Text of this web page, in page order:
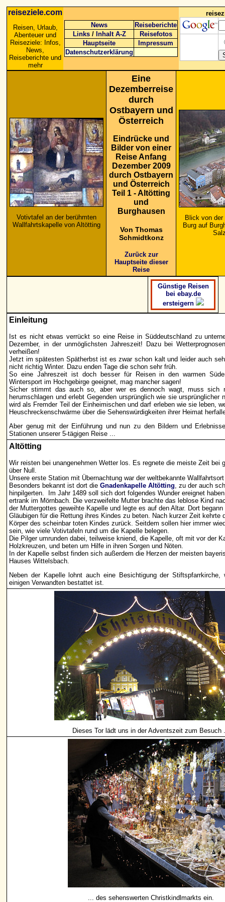
reiseziele.com
Reisen, Urlaub,
Abenteuer und
Reiseziele: Infos,
News,
Reiseberichte und
mehr
News
Reiseberichte
Links / Inhalt A-Z
Reisefotos
Hauptseite
Impressum
Datenschutzerklärung
Votivtafel an der berühmten
Wallfahrtskapelle von Altötting
Eine
Dezemberreise
durch
Ostbayern und
Österreich
Eindrücke und
Bilder von einer
Reise Anfang
Dezember 2009
durch Ostbayern
und Österreich
Teil 1 - Altötting
und
Burghausen
Von Thomas
Schmidtkonz
Zurück zur
Hauptseite dieser
Reise
Blick von der
Burg auf
Günstige Reisen
bei ebay.de
ersteigern
Einleitung
Ist es nicht etwas verrückt so eine Reise in Süddeutschland zu
Dezember, in der unmöglichsten Jahreszeit! Dazu bei
verheißen!
Jetzt im spätesten Spätherbst ist es zwar schon kalt und leider auch
nicht richtig Winter. Dazu enden Tage die schon sehr früh.
So eine Jahreszeit ist doch besser für Reisen in den warmen
Wintersport im Hochgebirge geeignet, mag mancher sagen!
Sicher stimmt das auch so, aber wer es dennoch wagt, muss sich
herumschlagen und erlebt Gegenden ursprünglich wie sie ursprünglicher
wird als Fremder Teil der Einheimischen und darf erleben wie sie leben,
Heuschreckenschwärme über die Sehenswürdigkeiten ihrer Heimat
Aber genug mit der Einführung und nun zu den Bildern und
Stationen unserer 5-tägigen Reise ...
Altötting
Wir reisten bei unangenehmen Wetter los. Es regnete die meiste Zeit bei
über Null.
Unsere erste Station mit Übernachtung war der weltbekannte
Besonders bekannt ist dort die Gnadenkapelle Altötting, zu der auch
hinpilgerten. Im Jahr 1489 soll sich dort folgendes Wunder ereignet
ertrank im Mörnbach. Die verzweifelte Mutter brachte das leblose Kind
der Muttergottes geweihte Kapelle und legte es auf den Altar. Dort
Gläubigen für die Rettung ihres Kindes zu beten. Nach kurzer Zeit kehrte
Körper des scheinbar toten Kindes zurück. Seitdem sollen hier immer
sein, wie viele Votivtafeln rund um die Kapelle belegen.
Die Pilger umrunden dabei, teilweise kniend, die Kapelle, oft mit vor der
Holzkreuzen, und beten um Hilfe in ihren Sorgen und Nöten.
In der Kapelle selbst finden sich außerdem die Herzen der meisten
Hauses Wittelsbach.
Neben der Kapelle lohnt auch eine Besichtigung der
einigen Verwandten bestattet ist.
Dieses Tor lädt uns in der Adventszeit zum Besuch
... des sehenswerten Christkindlmarkts ein.